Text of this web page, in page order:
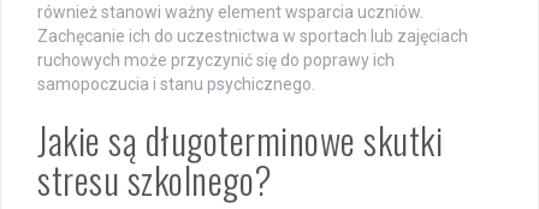
również stanowi ważny element wsparcia uczniów.
Zachęcanie ich do uczestnictwa w sportach lub zajęciach
ruchowych może przyczynić się do poprawy ich
samopoczucia i stanu psychicznego.
Jakie są długoterminowe skutki
stresu szkolnego?